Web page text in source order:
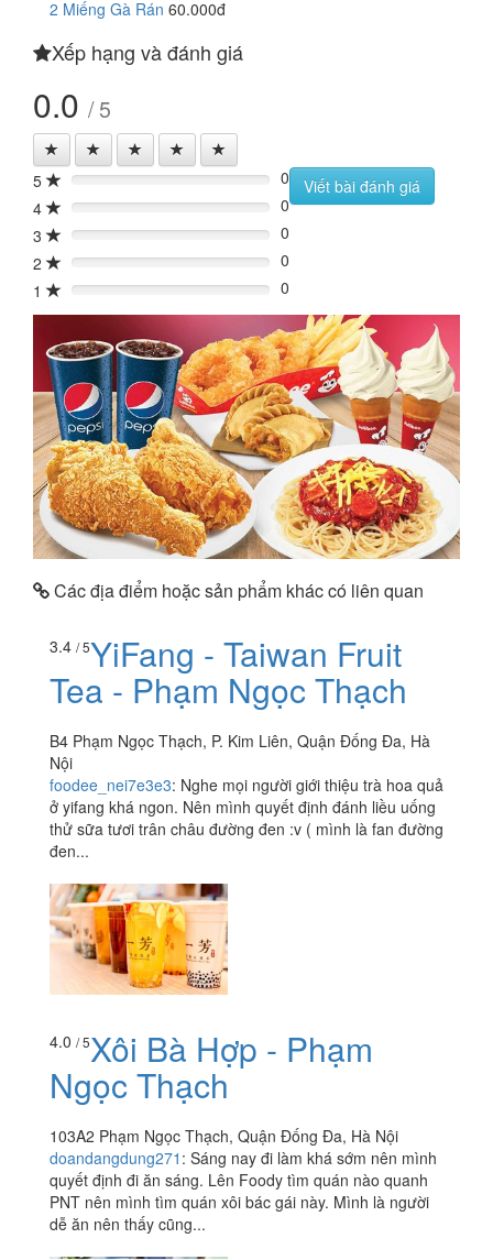
2 Miếng Gà Rán 60.000đ
Xếp hạng và đánh giá
0.0 / 5
5 0%
0
4
0%
0
3
0%
0
2
0%
0
1
0% 0
Viết bài đánh giá
Các địa điểm hoặc sản phẩm khác có liên quan
3.4 / 5YiFang - Taiwan Fruit
Tea - Phạm Ngọc Thạch
B4 Phạm Ngọc Thạch, P. Kim Liên, Quận Đống Đa, Hà
Nội
foodee_nei7e3e3: Nghe mọi người giới thiệu trà hoa quả
ở yifang khá ngon. Nên mình quyết định đánh liều uống
thử sữa tươi trân châu đường đen :v ( mình là fan đường
đen...
4.0 / 5Xôi Bà Hợp - Phạm
Ngọc Thạch
103A2 Phạm Ngọc Thạch, Quận Đống Đa, Hà Nội
doandangdung271 : Sáng nay đi làm khá sớm nên mình
quyết định đi ăn sáng. Lên Foody tìm quán nào quanh
PNT nên mình tìm quán xôi bác gái này. Mình là người
dễ ăn nên thấy cũng...